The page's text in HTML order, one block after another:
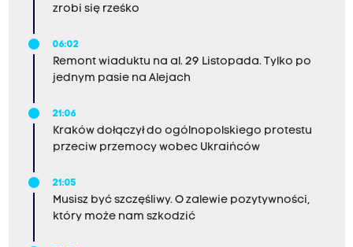
zrobi się rześko
06:02
Remont wiaduktu na al. 29 Listopada. Tylko po
jednym pasie na Alejach
21:06
Kraków dołączył do ogólnopolskiego protestu
przeciw przemocy wobec Ukraińców
21:05
Musisz być szczęśliwy. O zalewie pozytywności,
który może nam szkodzić